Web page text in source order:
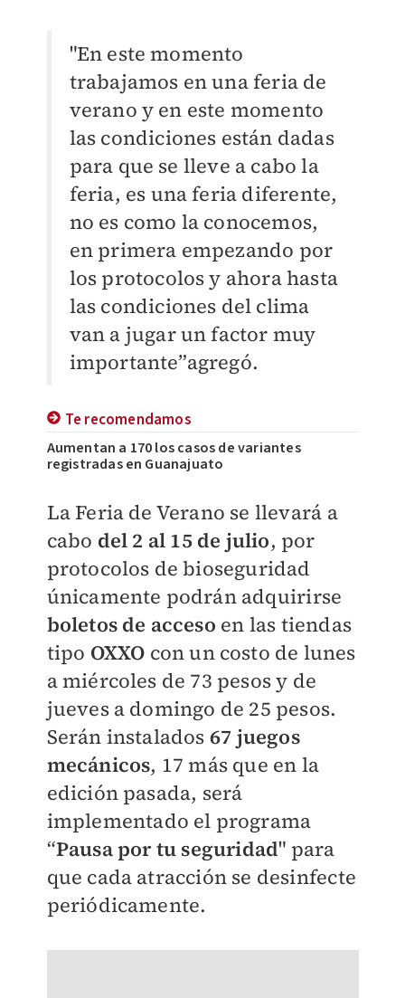
"En este momento
trabajamos en una feria de
verano y en este momento
las condiciones están dadas
para que se lleve a cabo la
feria, es una feria diferente,
no es como la conocemos,
en primera empezando por
los protocolos y ahora hasta
las condiciones del clima
van a jugar un factor muy
importante”agregó.
Te recomendamos
Aumentan a 170 los casos de variantes
registradas en Guanajuato
La Feria de Verano se llevará a
cabo del 2 al 15 de julio, por
protocolos de bioseguridad
únicamente podrán adquirirse
boletos de acceso en las tiendas
tipo OXXO con un costo de lunes
a miércoles de 73 pesos y de
jueves a domingo de 25 pesos.
Serán instalados 67 juegos
mecánicos, 17 más que en la
edición pasada, será
implementado el programa
“Pausa por tu seguridad" para
que cada atracción se desinfecte
periódicamente.